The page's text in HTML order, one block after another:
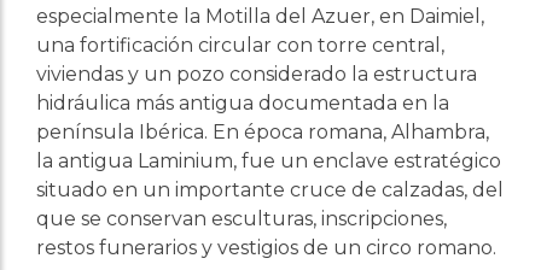
especialmente la Motilla del Azuer, en Daimiel,
una fortificación circular con torre central,
viviendas y un pozo considerado la estructura
hidráulica más antigua documentada en la
península Ibérica. En época romana, Alhambra,
la antigua Laminium, fue un enclave estratégico
situado en un importante cruce de calzadas, del
que se conservan esculturas, inscripciones,
restos funerarios y vestigios de un circo romano.